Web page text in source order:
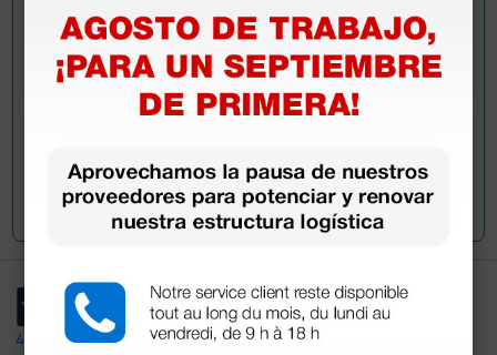
Envía tu pregunta
4,4